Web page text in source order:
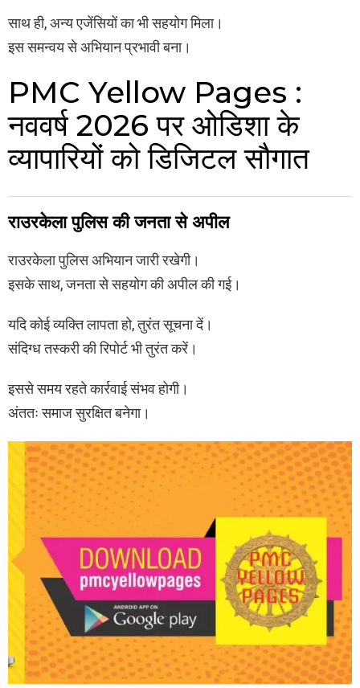
साथ ही, अन्य एजेंसियों का भी सहयोग मिला।
इस समन्वय से अभियान प्रभावी बना।
PMC Yellow Pages :
नववर्ष 2026 पर ओडिशा के
व्यापारियों को डिजिटल सौगात
राउरकेला पुलिस की जनता से अपील
राउरकेला पुलिस अभियान जारी रखेगी।
इसके साथ, जनता से सहयोग की अपील की गई।
यदि कोई व्यक्ति लापता हो, तुरंत सूचना दें।
संदिग्ध तस्करी की रिपोर्ट भी तुरंत करें।
इससे समय रहते कार्रवाई संभव होगी।
अंततः समाज सुरक्षित बनेगा।